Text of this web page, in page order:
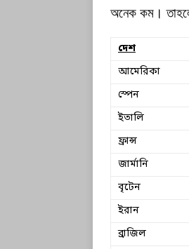
অনেক কম।
দেশ
আমেরিকা
স্পেন
ইতালি
ফ্রান্স
জার্মানি
বৃটেন
ইরান
ব্রাজিল